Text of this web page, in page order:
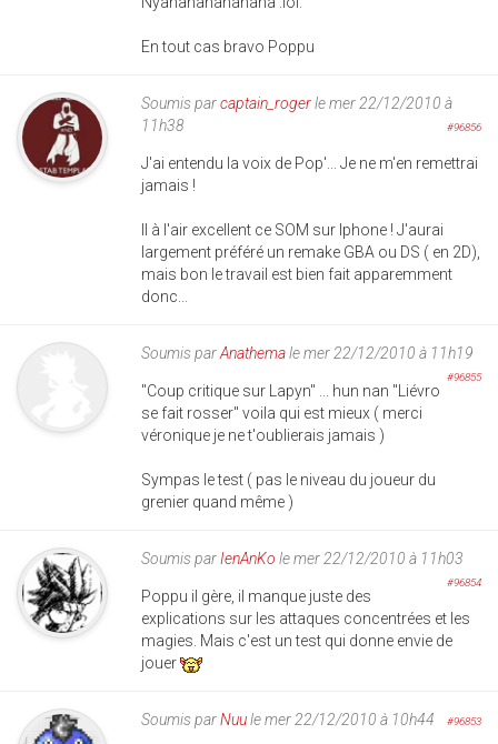
En tout cas bravo Poppu
Soumis parcaptain_rogerle mer 22/12/2010 à
11h38
#96856
J'ai entendu la voix de Pop'... Je ne m'en remettrai
jamais !
Il à l'air excellent ce SOM sur Iphone ! J'aurai
largement préféré un remake GBA ou DS ( en 2D),
mais bon le travail est bien fait apparemment
donc...
Soumis parAnathemale mer 22/12/2010 à 11h19
#96855
"Coup critique sur Lapyn" ... hun nan "Liévro
se fait rosser" voila qui est mieux ( merci
véronique je ne t'oublierais jamais )
Sympas le test ( pas le niveau du joueur du
grenier quand même )
Soumis parIenAnKo le mer 22/12/2010 à 11h03
#96854
Poppu il gère, il manque juste des
explications sur les attaques concentrées et les
magies. Mais c'est un test qui donne envie de
jouer
Soumis parNuule mer 22/12/2010 à 10h44 #96853